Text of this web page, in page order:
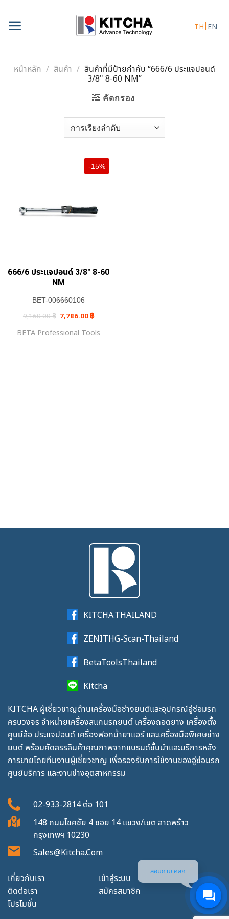
content
TH EN
หน้าหลัก / สินค้า / สินค้าที่มีป้ายกำกับ “666/6 ประแจปอนด์
3/8" 8-60 NM”
คัดกรอง
-15%
666/6 ประแจปอนด์ 3/8″ 8-60
NM
BET-006660106
9,160.00฿ Original
price
9,160.00 ฿.
7,786.00 ฿Current
price
7,786.00 ฿.
BETA Professional Tools
KITCHA.THAILAND
ZENITHG-Scan-Thailand
BetaToolsThailand
Kitcha
KITCHA ผู้เชี่ยวชาญด้านเครื่องมือช่างยนต์และอุปกรณ์อู่ซ่อมรถ
ครบวงจร จำหน่ายเครื่องสแกนรถยนต์ เครื่องถอดยาง เครื่องตั้ง
ศูนย์ล้อ ประแจปอนด์ เครื่องฟอกน้ำยาแอร์ และเครื่องมือพิเศษช่าง
ยนต์ พร้อมคัดสรรสินค้าคุณภาพจากแบรนด์ชั้นนำและบริการหลัง
การขายโดยทีมงานผู้เชี่ยวชาญ เพื่อรองรับการใช้งานของอู่ซ่อมรถ
ศูนย์บริการ และงานช่างอุตสาหกรรม
02-933-2814 ต่อ 101
148 ถนนโชคชัย 4 ซอย 14 แขวง/เขต ลาดพร้าว
กรุงเทพฯ 10230
Sales@kitcha.com
เกี่ยวกับเรา
ติดต่อเรา
โปรโมชั่น
เข้าสู่ระบบ
สมัครสมาชิก
สอบถาม คลิก